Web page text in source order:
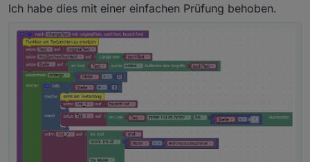
Ich habe dies mit einer einfachen Prüfung behoben.